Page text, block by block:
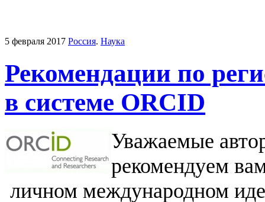
5 февраля 2017 Россия. Наука
Рекомендации по
в системе ORCID
Уважаемые
рекомендуем
личном международном